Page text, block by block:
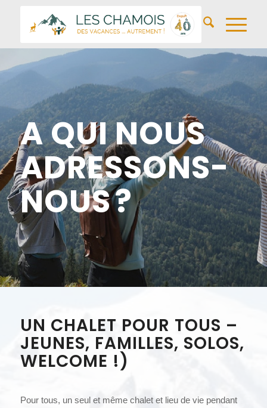
Depuis
ans
A QUI NOUS
ADRESSONS-
NOUS ?
UN CHALET POUR TOUS –
JEUNES, FAMILLES, SOLOS,
WELCOME !)
Pour tous, un seul et même chalet et lieu de vie pendant